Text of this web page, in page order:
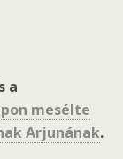
a
mesélte
Arjunának.